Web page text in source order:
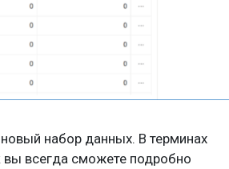
набор данных. В терминах
вы всегда сможете подробно